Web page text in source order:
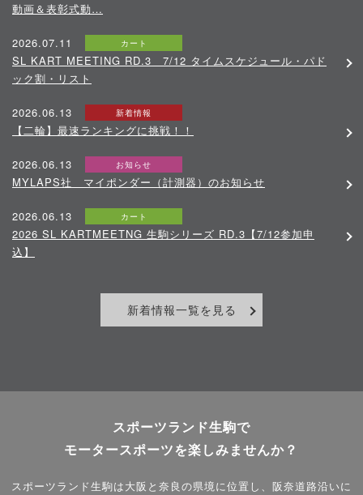
動画＆表彰式動…
2026.07.11 カート
SL KART MEETING RD.3 7/12 タイムスケジュール・パド
ック割・リスト
2026.06.13 新着情報
【二輪】最速ランキングに挑戦！！
2026.06.13 お知らせ
MYLAPS社 マイポンダー（計測器）のお知らせ
2026.06.13 カート
2026 SL KARTMEETNG 生駒シリーズ RD.3【7/12参加申
込】
新着情報一覧を見る
スポーツランド生駒で
モータースポーツを楽しみませんか？
スポーツランド生駒は大阪と奈良の県境に位置し、阪奈道路沿いに